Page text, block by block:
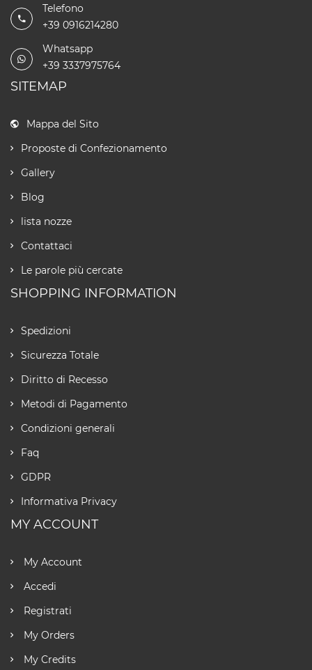
Telefono
+39 0916214280
Whatsapp
+39 3337975764
SITEMAP
Mappa del Sito
Proposte di Confezionamento
Gallery
Blog
lista nozze
Contattaci
Le parole più cercate
SHOPPING INFORMATION
Spedizioni
Sicurezza Totale
Diritto di Recesso
Metodi di Pagamento
Condizioni generali
Faq
GDPR
Informativa Privacy
MY ACCOUNT
My Account
Accedi
Registrati
My Orders
My Credits